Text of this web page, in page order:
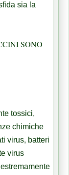
sia la
SONO
tossici,
chimiche
virus, batteri
virus